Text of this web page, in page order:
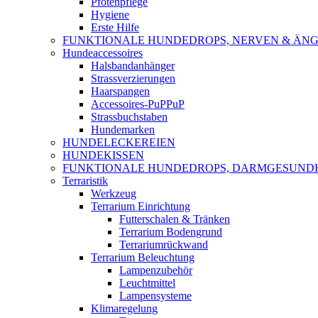
Hygiene
Erste Hilfe
FUNKTIONALE HUNDEDROPS, NERVEN &
Hundeaccessoires
Halsbandanhänger
Strassverzierungen
Haarspangen
Accessoires-PuPPuP
Strassbuchstaben
Hundemarken
HUNDELECKEREIEN
HUNDEKISSEN
FUNKTIONALE HUNDEDROPS,
Terraristik
Werkzeug
Terrarium Einrichtung
Futterschalen & Tränken
Terrarium Bodengrund
Terrariumrückwand
Terrarium Beleuchtung
Lampenzubehör
Leuchtmittel
Lampensysteme
Klimaregelung